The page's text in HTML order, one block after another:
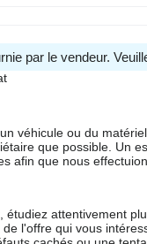
par le vendeur.
véhicule ou du
que possible. Un
afin que nous
étudiez attentivement
l'offre qui vous